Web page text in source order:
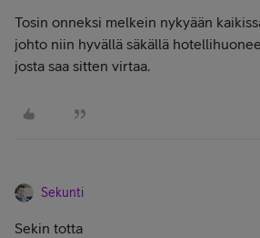
Tosin onneksi melkein nykyään
johto niin hyvällä säkällä
josta saa sitten virtaa.
Sekunti
Sekin totta